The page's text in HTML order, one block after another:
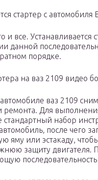
стартер с автомобиля
и все. Устанавливается
данной
порядке.
на ваз 2109 видео
ваз 2109
ремонта. Для
стандартный набор
после чего
яму или эстакаду,
защиту двигателя.